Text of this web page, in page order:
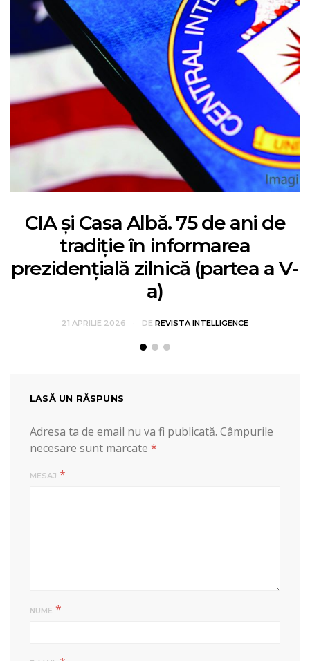
CIA și Casa Albă. 75 de ani de
tradiție în informarea
prezidențială zilnică (partea a V-
a)
21 APRILIE 2026 DE REVISTA INTELLIGENCE
LASĂ UN RĂSPUNS
Adresa ta de email nu va fi publicată. Câmpurile
necesare sunt marcate *
MESAJ *
NUME *